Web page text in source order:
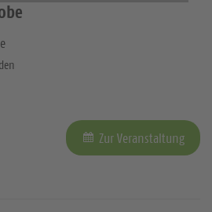
Zur Veranstaltung